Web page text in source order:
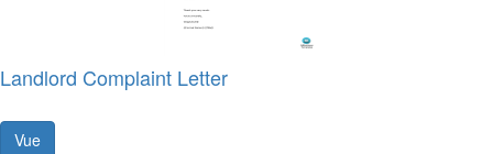
Landlord Complaint Letter
Vue